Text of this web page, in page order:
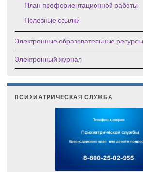
План профориентационной работы
Полезные ссылки
Электронные образовательные ресурсы
Электронный журнал
ПСИХИАТРИЧЕСКАЯ СЛУЖБА